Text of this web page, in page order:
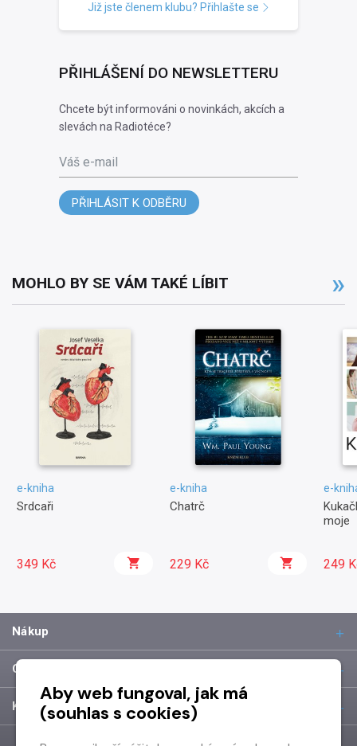
Již jste členem klubu? Přihlašte se
PŘIHLÁŠENÍ DO NEWSLETTERU
Chcete být informováni o novinkách, akcích a
slevách na Radiotéce?
Váš e-mail
PŘIHLÁSIT K ODBĚRU
MOHLO BY SE VÁM TAKÉ LÍBIT
e-kniha
Srdcaři
349 Kč
e-kniha
Chatrč
229 Kč
e-
moje
249
Nákup
O společnosti
Kontakt
Aby web fungoval, jak má
(souhlas s cookies)